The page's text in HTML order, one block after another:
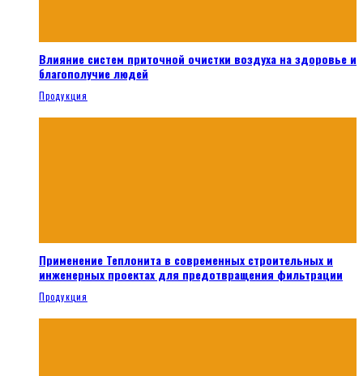
Влияние систем приточной очистки воздуха на здоровье и
благополучие людей
Продукция
Применение Теплонита в современных строительных и
инженерных проектах для предотвращения фильтрации
Продукция